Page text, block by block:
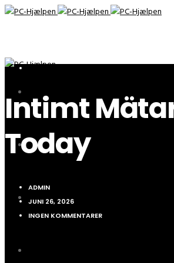
HVAD HJÆLPER VI MED?
DET GODE RÅD
Intimt
Today
ADMIN
JUNI 26, 2026
INGEN KOMMENTARER